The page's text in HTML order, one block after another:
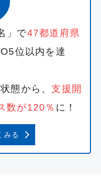
」で47都道府県
位以内を達
態から、支援開
数が120％ に！
みる